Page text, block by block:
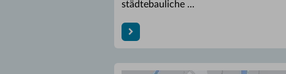
städtebauliche ...